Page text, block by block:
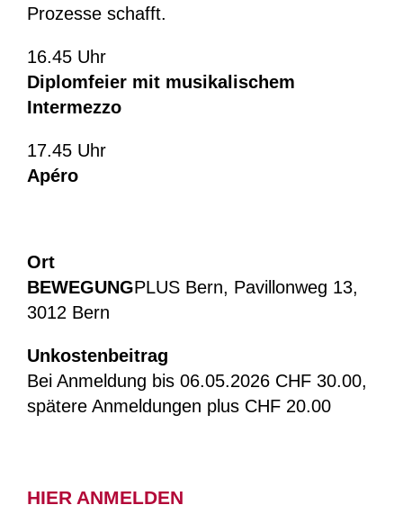
Prozesse schafft.
16.45 Uhr
Diplomfeier mit musikalischem
Intermezzo
17.45 Uhr
Apéro
Ort
BEWEGUNGPLUS Bern, Pavillonweg 13,
3012 Bern
Unkostenbeitrag
Bei Anmeldung bis 06.05.2026 CHF 30.00,
spätere Anmeldungen plus CHF 20.00
HIER ANMELDEN